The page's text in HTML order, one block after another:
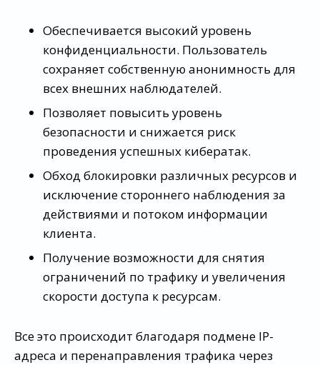
Обеспечивается высокий уровень
конфиденциальности. Пользователь
сохраняет собственную анонимность для
всех внешних наблюдателей.
Позволяет повысить уровень
безопасности и снижается риск
проведения успешных кибератак.
Обход блокировки различных ресурсов и
исключение стороннего наблюдения за
действиями и потоком информации
клиента.
Получение возможности для снятия
ограничений по трафику и увеличения
скорости доступа к ресурсам.
Все это происходит благодаря подмене IP-
адреса и перенаправления трафика через